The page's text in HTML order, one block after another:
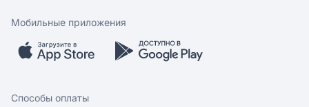
Обратная связь
Скидки и акции
Мобильное приложение
Мобильные приложения
Способы оплаты